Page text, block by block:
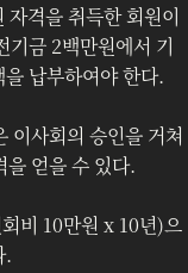
격을 취득한 회원이
기금 2백만원에서 기
납부하여야 한다.
이사회의 승인을 거쳐
을 얻을 수 있다.
비 10만원 x 10년)으
.